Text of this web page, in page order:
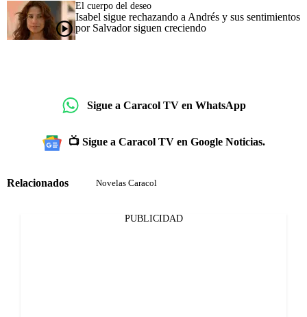
El cuerpo del deseo
Isabel sigue rechazando a Andrés y sus sentimientos
por Salvador siguen creciendo
Sigue a Caracol TV en WhatsApp
📺 Sigue a Caracol TV en Google Noticias.
Relacionados Novelas Caracol
PUBLICIDAD